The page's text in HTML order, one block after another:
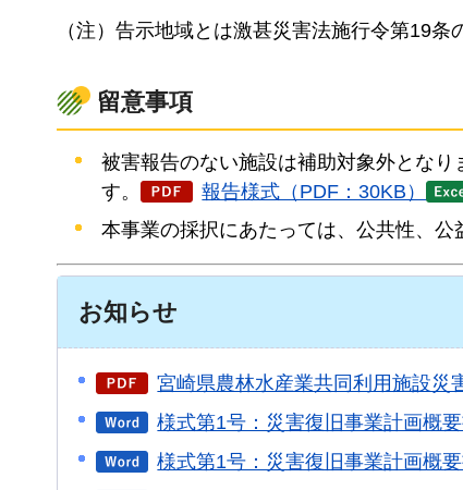
（注）告示地域とは激甚災害法施行令第19
留意事項
被害報告のない施設は補助対象外とな
す。
報告様式（PDF：30KB）
本事業の採択にあたっては、公共性、公
お知らせ
宮崎県農林水産業共同利用施設災
様式第1号：災害復旧事業計画概要
様式第1号：災害復旧事業計画概